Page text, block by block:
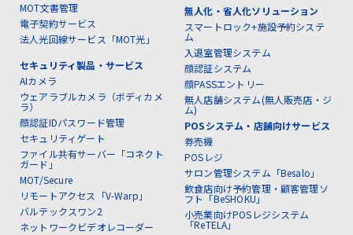
MOT文書管理
電子契約サービス
法人光回線サービス「MOT光」
セキュリティ製品・サービス
AIカメラ
ウェアラブルカメラ（ボディカメ
ラ）
顔認証IDパスワード管理
セキュリティゲート
ファイル共有サーバー「コネクト
ガード」
MOT/Secure
リモートアクセス「V-Warp」
バルテックスワン2
ネットワークビデオレコーダー
無人化・省人化ソリューション
スマートロック+施設予約システ
ム
入退室管理システム
顔認証システム
顔PASSエントリー
無人店舗システム(無人販売店・ジ
ム)
POSシステム・店舗向けサービス
券売機
POSレジ
サロン管理システム「Besalo」
飲食店向け予約管理・顧客管理ソ
フト「BeSHOKU」
小売業向けPOSレジシステム
「ReTELA」